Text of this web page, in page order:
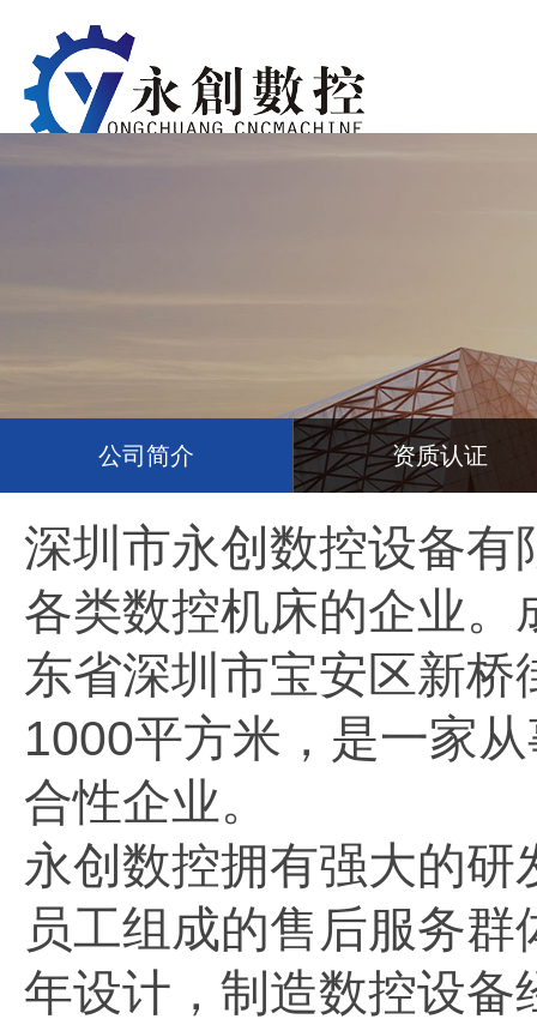
公司简介 资质认证
深圳市永创数控设备
各类数控机床的企业
东省深圳市宝安区新
1000平方米，是一家
合性企业。
永创数控拥有强大的
员工组成的售后服务
年设计，制造数控设